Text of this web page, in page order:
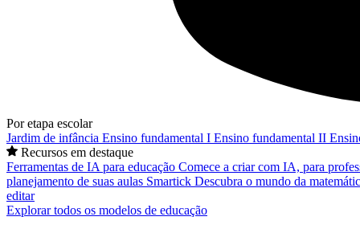
Por etapa escolar
Jardim de infância Ensino fundamental I Ensino fundamental II
Recursos em destaque
Ferramentas de IA para educação Comece a criar com IA, para
planejamento de suas aulas Smartick Descubra o mundo da
editar
Explorar todos os modelos de educação